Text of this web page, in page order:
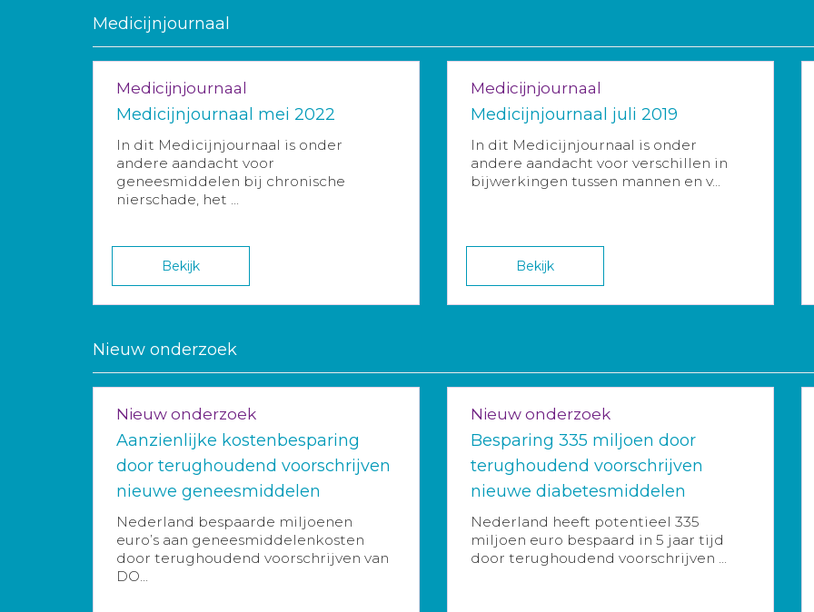
Medicijnjournaal
Medicijnjournaal
Medicijnjournaal mei 2022
In dit Medicijnjournaal is onder
andere aandacht voor
geneesmiddelen bij chronische
nierschade, het ...
Bekijk
Medicijnjournaal
Medicijnjournaal juli 2019
In dit Medicijnjournaal is onder
andere aandacht voor verschillen in
bijwerkingen tussen mannen en v...
Bekijk
Nieuw onderzoek
Nieuw onderzoek
Aanzienlijke kostenbesparing
door terughoudend voorschrijven
nieuwe geneesmiddelen
Nederland bespaarde miljoenen
euro’s aan geneesmiddelenkosten
door terughoudend voorschrijven van
DO...
Nieuw onderzoek
Besparing 335 miljoen door
terughoudend voorschrijven
nieuwe diabetesmiddelen
Nederland heeft potentieel 335
miljoen euro bespaard in 5 jaar tijd
door terughoudend voorschrijven ...